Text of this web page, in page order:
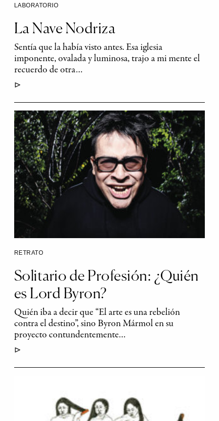
LABORATORIO
La Nave Nodriza
Sentía que la había visto antes. Esa iglesia
imponente, ovalada y luminosa, trajo a mi mente el
recuerdo de otra…
▷
RETRATO
Solitario de Profesión: ¿Quién
es Lord Byron?
Quién iba a decir que “El arte es una rebelión
contra el destino”, sino Byron Mármol en su
proyecto contundentemente…
▷